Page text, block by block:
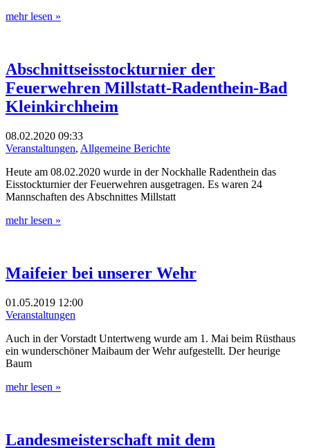
mehr lesen »
Abschnittseisstockturnier der
Feuerwehren Millstatt-Radenthein-Bad
Kleinkirchheim
08.02.2020 09:33
Veranstaltungen, Allgemeine Berichte
Heute am 08.02.2020 wurde in der Nockhalle Radenthein das
Eisstockturnier der Feuerwehren ausgetragen. Es waren 24
Mannschaften des Abschnittes Millstatt
mehr lesen »
Maifeier bei unserer Wehr
01.05.2019 12:00
Veranstaltungen
Auch in der Vorstadt Untertweng wurde am 1. Mai beim Rüsthaus
ein wunderschöner Maibaum der Wehr aufgestellt. Der heurige
Baum
mehr lesen »
Landesmeisterschaft mit dem